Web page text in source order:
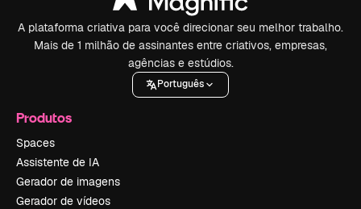
A plataforma criativa para você direcionar seu melhor trabalho.
Mais de 1 milhão de assinantes entre criativos, empresas,
agências e estúdios.
Português
Produtos
Spaces
Assistente de IA
Gerador de imagens
Gerador de vídeos